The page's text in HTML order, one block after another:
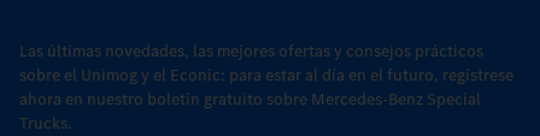
Las últimas novedades, las mejores ofertas y consejos prácticos
sobre el Unimog y el Econic: para estar al día en el futuro, regístrese
ahora en nuestro boletín gratuito sobre Mercedes-Benz Special
Trucks.